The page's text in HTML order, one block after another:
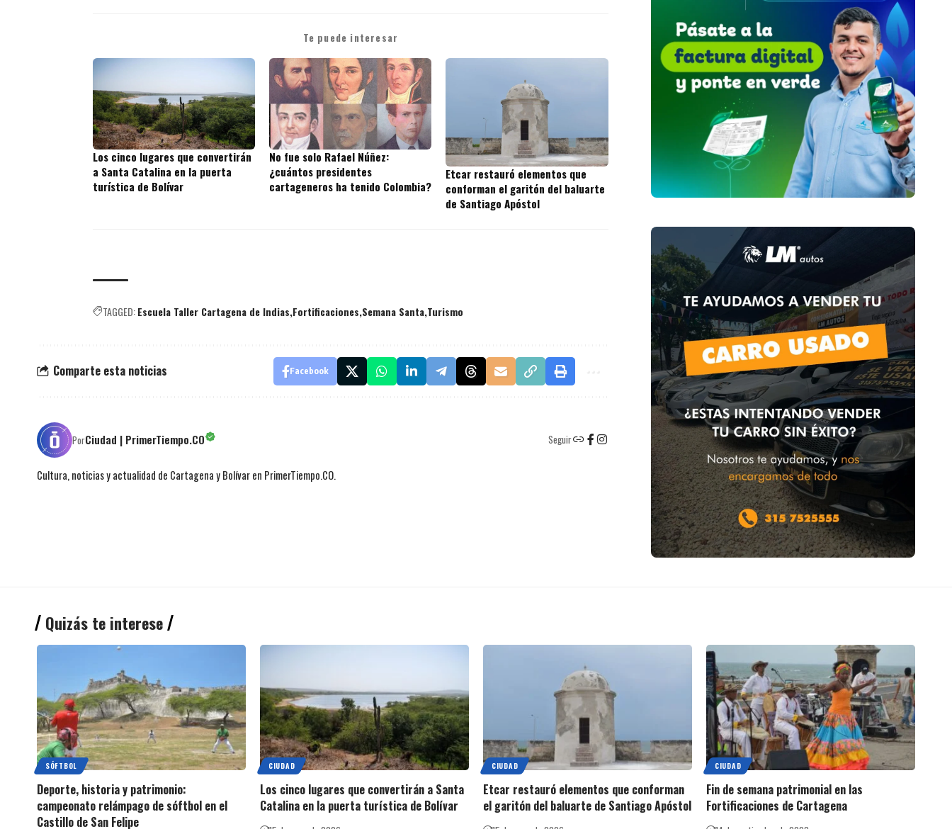
Te puede interesar
Los cinco lugares que convertirán
a Santa Catalina en la puerta
turística de Bolívar
No fue solo Rafael Núñez:
¿cuántos presidentes
cartageneros ha tenido Colombia?
Etcar restauró elementos que
conforman el garitón del baluarte
de Santiago Apóstol
TAGGED:Escuela Taller Cartagena de Indias Fortificaciones Semana Santa Turismo
Comparte esta noticias Facebook
PorCiudad | PrimerTiempo.CO Seguir
Cultura, noticias y actualidad de Cartagena y Bolívar en PrimerTiempo.CO.
Quizás te interese
SÓFTBOL
Deporte, historia y patrimonio:
campeonato relámpago de sóftbol en el
Castillo de San Felipe
CIUDAD
Los cinco lugares que convertirán a Santa
Catalina en la puerta turística de Bolívar
CIUDAD
Etcar restauró elementos que conforman
el garitón del baluarte de Santiago Apóstol
CIUDAD
Fin de semana patrimonial en las
Fortificaciones de Cartagena